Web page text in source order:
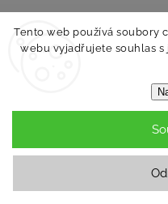
Tento web používá soubory
webu vyjadřujete souhlas
Novorozenecká sada